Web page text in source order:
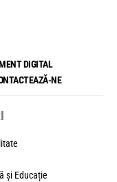
DIGITAL
NE
și Educație